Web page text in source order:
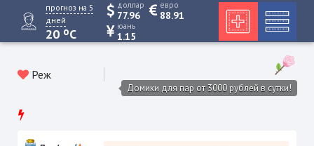
прогноз на 5
дней
20 oC
доллар
77.96
евро
88.91
юань
1.15
Реж
Домики для пар от 3000 рублей в сутки!